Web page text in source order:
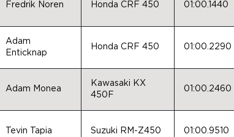
Fredrik Noren Honda CRF 450 01:00.1440
Adam
Enticknap
Honda CRF 450 01:00.2290
Adam Monea
Kawasaki KX
450F
01:00.2460
Tevin Tapia Suzuki RM-Z450 01:00.9510